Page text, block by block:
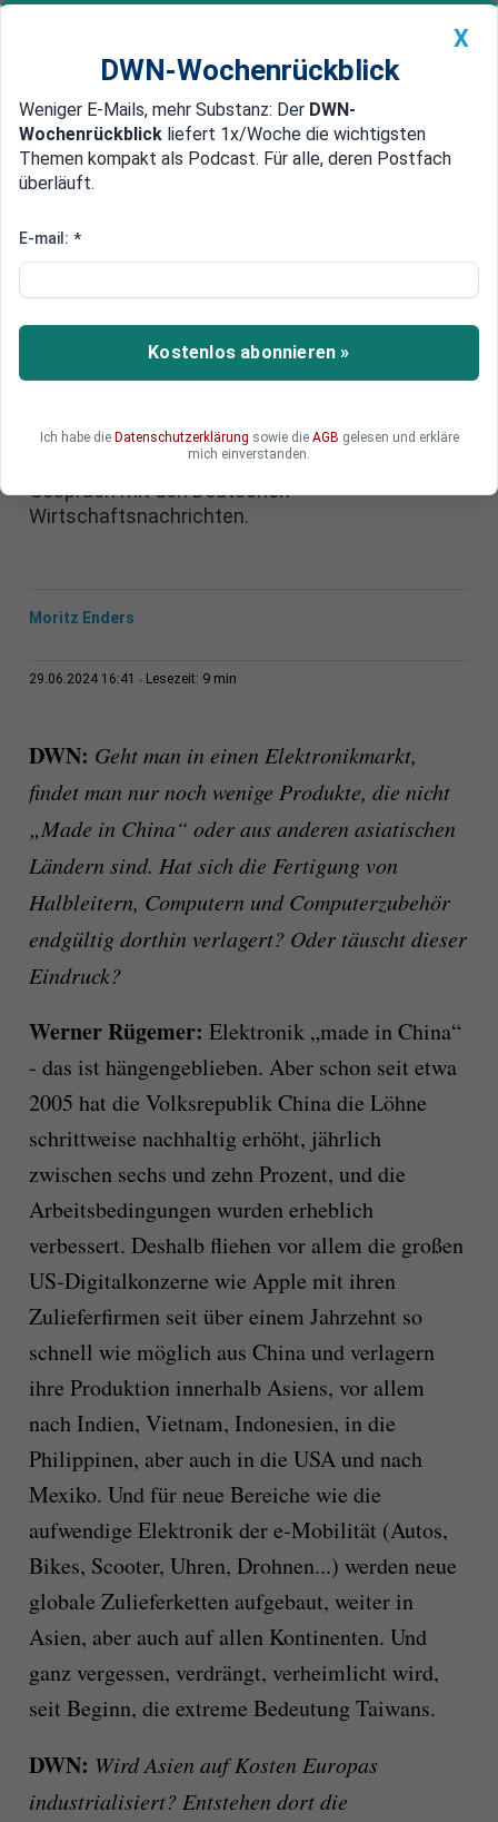
Newsticker MEIN DWN: Geldanlage Premium
Edelmetalle DWN-Magazin China
Werkbank Asien: „Traditionelle
behandelt“
Industrieproduktion, vor allem im
Elektronikbereich, findet immer mehr in Asien
menschenunwürdigen Bedingungen – kritisiert
Dr. Werner Rügemer, Publizist und Buchautor, im
Gespräch mit den Deutschen
Wirtschaftsnachrichten.
Moritz Enders
29.06.2024 16:41 Lesezeit: 9 min
DWN: Geht man in einen Elektronikmarkt,
findet man nur noch wenige Produkte, die nicht
„Made in China“ oder aus anderen asiatischen
Ländern sind. Hat sich die Fertigung von
Halbleitern, Computern und Computerzubehör
endgültig dorthin verlagert? Oder täuscht dieser
Eindruck?
Werner Rügemer: Elektronik „made in China“
- das ist hängengeblieben. Aber schon seit etwa
2005 hat die Volksrepublik China die Löhne
schrittweise nachhaltig erhöht, jährlich
zwischen sechs und zehn Prozent, und die
Arbeitsbedingungen wurden erheblich
verbessert. Deshalb fliehen vor allem die großen
US-Digitalkonzerne wie Apple mit ihren
Zulieferfirmen seit über einem Jahrzehnt so
schnell wie möglich aus China und verlagern
ihre Produktion innerhalb Asiens, vor allem
nach Indien, Vietnam, Indonesien, in die
Philippinen, aber auch in die USA und nach
Mexiko. Und für neue Bereiche wie die
aufwendige Elektronik der e-Mobilität (Autos,
Bikes, Scooter, Uhren, Drohnen...) werden neue
globale Zulieferketten aufgebaut, weiter in
Asien, aber auch auf allen Kontinenten. Und
ganz vergessen, verdrängt, verheimlicht wird,
seit Beginn, die extreme Bedeutung Taiwans.
DWN: Wird Asien auf Kosten Europas
industrialisiert? Entstehen dort die
X
DWN-Wochenrückblick
Weniger E-Mails, mehr Substanz: Der DWN-
Wochenrückblick liefert 1x/Woche die wichtigsten
Themen kompakt als Podcast. Für alle, deren Postfach
überläuft.
E-mail: *
Kostenlos abonnieren »
Ich habe die Datenschutzerklärung sowie die AGB gelesen und erkläre
mich einverstanden.